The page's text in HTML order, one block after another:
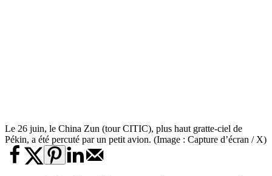
Le 26 juin, le China Zun (tour CITIC), plus haut gratte-ciel de
Pékin, a été percuté par un petit avion. (Image : Capture d’écran / X)